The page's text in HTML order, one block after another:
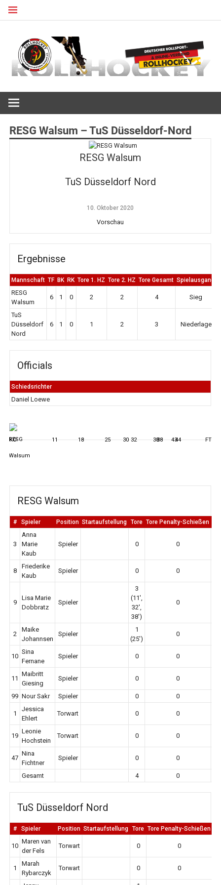
Zum
RESG Walsum – TuS Düsseldorf-Nord
RESG Walsum
TuS Düsseldorf Nord
10. Oktober 2020
Vorschau
Ergebnisse
Mannschaft TF BK RK Tore 1. HZ Tore 2. HZ Tore Gesamt Spielausgang
RESG
Walsum
6 1 0 2 2 4 Sieg
TuS
Düsseldorf
Nord
6 1 0 1 2 3 Niederlage
Officials
Schiedsrichter
Daniel Loewe
KO 11 18 25 30 32 3838 4344 FT
RESG Walsum
# Spieler Position Startaufstellung Tore Tore Penalty-Schießen
3
Anna
Marie
Kaub
Spieler 0 0
8
Friederike
Kaub
Spieler 0 0
9
Lisa Marie
Dobbratz
Spieler
3
(11',
32',
38')
0
2
Maike
Johannsen
Spieler
1
(25')
0
10
Sina
Fernane
Spieler 0 0
11
Maibritt
Giesing
Spieler 0 0
99 Nour Sakr Spieler 0 0
1
Jessica
Ehlert
Torwart 0 0
19
Leonie
Hochstein
Torwart 0 0
47
Nina
Fichtner
Spieler 0 0
Gesamt 4 0
TuS Düsseldorf Nord
# Spieler Position Startaufstellung Tore Tore Penalty-Schießen
10
Maren van
der Fels
Torwart 0 0
1
Marah
Rybarczyk
Torwart 0 0